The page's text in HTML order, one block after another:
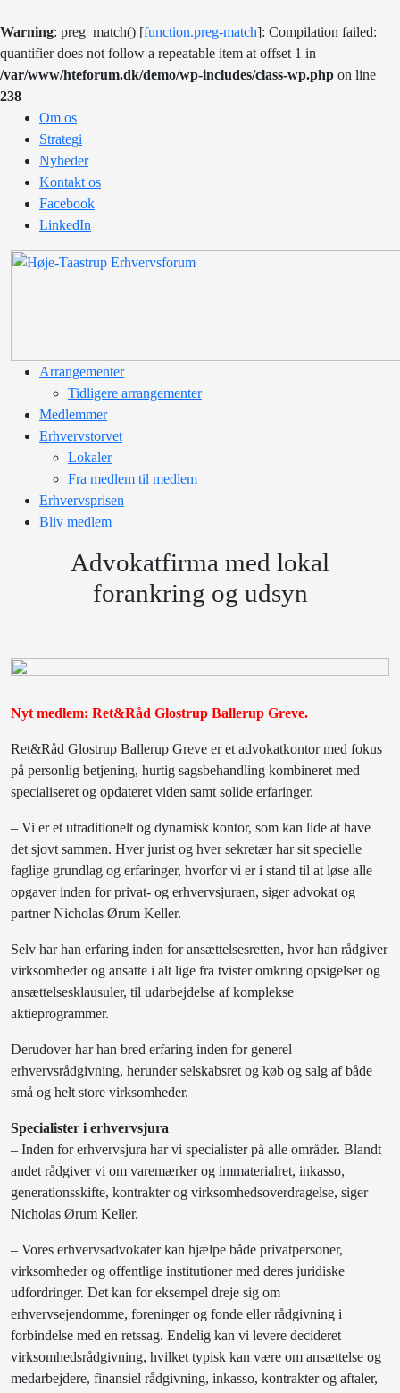
Warning: preg_match() [function.preg-match]: Compilation failed:
quantifier does not follow a repeatable item at offset 1 in
/var/www/hteforum.dk/demo/wp-includes/class-wp.php on line
238
Om os
Strategi
Nyheder
Kontakt os
Facebook
LinkedIn
Arrangementer
Tidligere arrangementer
Medlemmer
Erhvervstorvet
Lokaler
Fra medlem til medlem
Erhvervsprisen
Bliv medlem
Advokatfirma med lokal
forankring og udsyn
Nyt medlem: Ret&Råd Glostrup Ballerup Greve.
Ret&Råd Glostrup Ballerup Greve er et advokat­kontor med fokus
på personlig betjening, hurtig sagsbehandling kombineret med
specialiseret og opdateret viden samt solide erfaringer.
– Vi er et utraditionelt og dynamisk kontor, som kan lide at have
det sjovt sammen. Hver jurist og hver sekretær har sit specielle
faglige grundlag og erfaringer, hvorfor vi er i stand til at løse alle
opgaver inden for privat- og erhvervsjuraen, siger advokat og
partner Nicholas Ørum Keller.
Selv har han erfaring inden for ansættelsesretten, hvor han rådgiver
virksomheder og ansatte i alt lige fra tvister omkring opsigelser og
ansættelsesklausuler, til udarbejdelse af komplekse
aktieprogrammer.
Derudover har han bred erfaring inden for generel
erhvervsrådgivning, herunder selskabsret og køb og salg af både
små og helt store virksomheder.
Specialister i erhvervsjura
– Inden for erhvervsjura har vi specialister på alle områder. Blandt
andet rådgiver vi om varemærker og immaterialret, inkasso,
generationsskifte, kontrakter og virksomhedsoverdragelse, siger
Nicholas Ørum Keller.
– Vores erhvervsadvokater kan hjælpe både privatpersoner,
virksomheder og offentlige institutioner med deres juridiske
udfordringer. Det kan for eksempel dreje sig om
erhvervsejendomme, foreninger og fonde eller rådgivning i
forbindelse med en retssag. Endelig kan vi levere decideret
virksomhedsrådgivning, hvilket typisk kan være om ansættelse og
medarbejdere, finansiel rådgivning, inkasso, kontrakter og aftaler,